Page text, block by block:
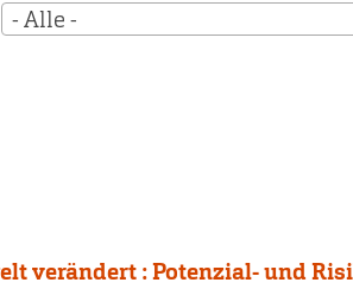
- Alle -
verändert : Potenzial- und